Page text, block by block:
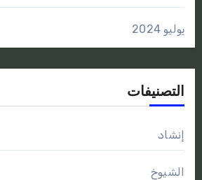
يوليو 2024
التصنيفات
إنشاد
الشيوخ